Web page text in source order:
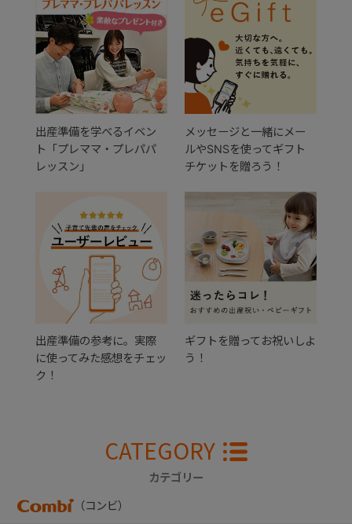
出産準備を学べるイベン
ト「プレママ・プレパパ
レッスン」
メッセージと一緒にメー
ルやSNSを使ってギフト
チケットを贈ろう！
出産準備の参考に。実際
に使ってみた感想をチェッ
ク！
ギフトを贈ってお祝いしよ
う！
CATEGORY
カテゴリー
（コンビ）